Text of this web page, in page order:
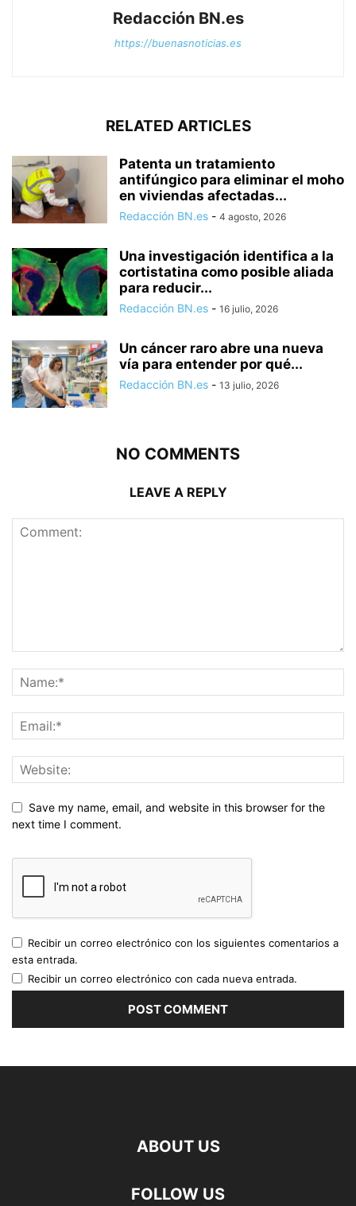
Redacción BN.es
https://buenasnoticias.es
RELATED ARTICLES
Patenta un tratamiento
antifúngico para eliminar el moho
en viviendas afectadas...
Redacción BN.es - 4 agosto, 2026
Una investigación identifica a la
cortistatina como posible aliada
para reducir...
Redacción BN.es - 16 julio, 2026
Un cáncer raro abre una nueva
vía para entender por qué...
Redacción BN.es - 13 julio, 2026
NO COMMENTS
LEAVE A REPLY
Save my name, email, and website in this browser for the
next time I comment.
Recibir un correo electrónico con los siguientes comentarios a
esta entrada.
Recibir un correo electrónico con cada nueva entrada.
ABOUT US
FOLLOW US